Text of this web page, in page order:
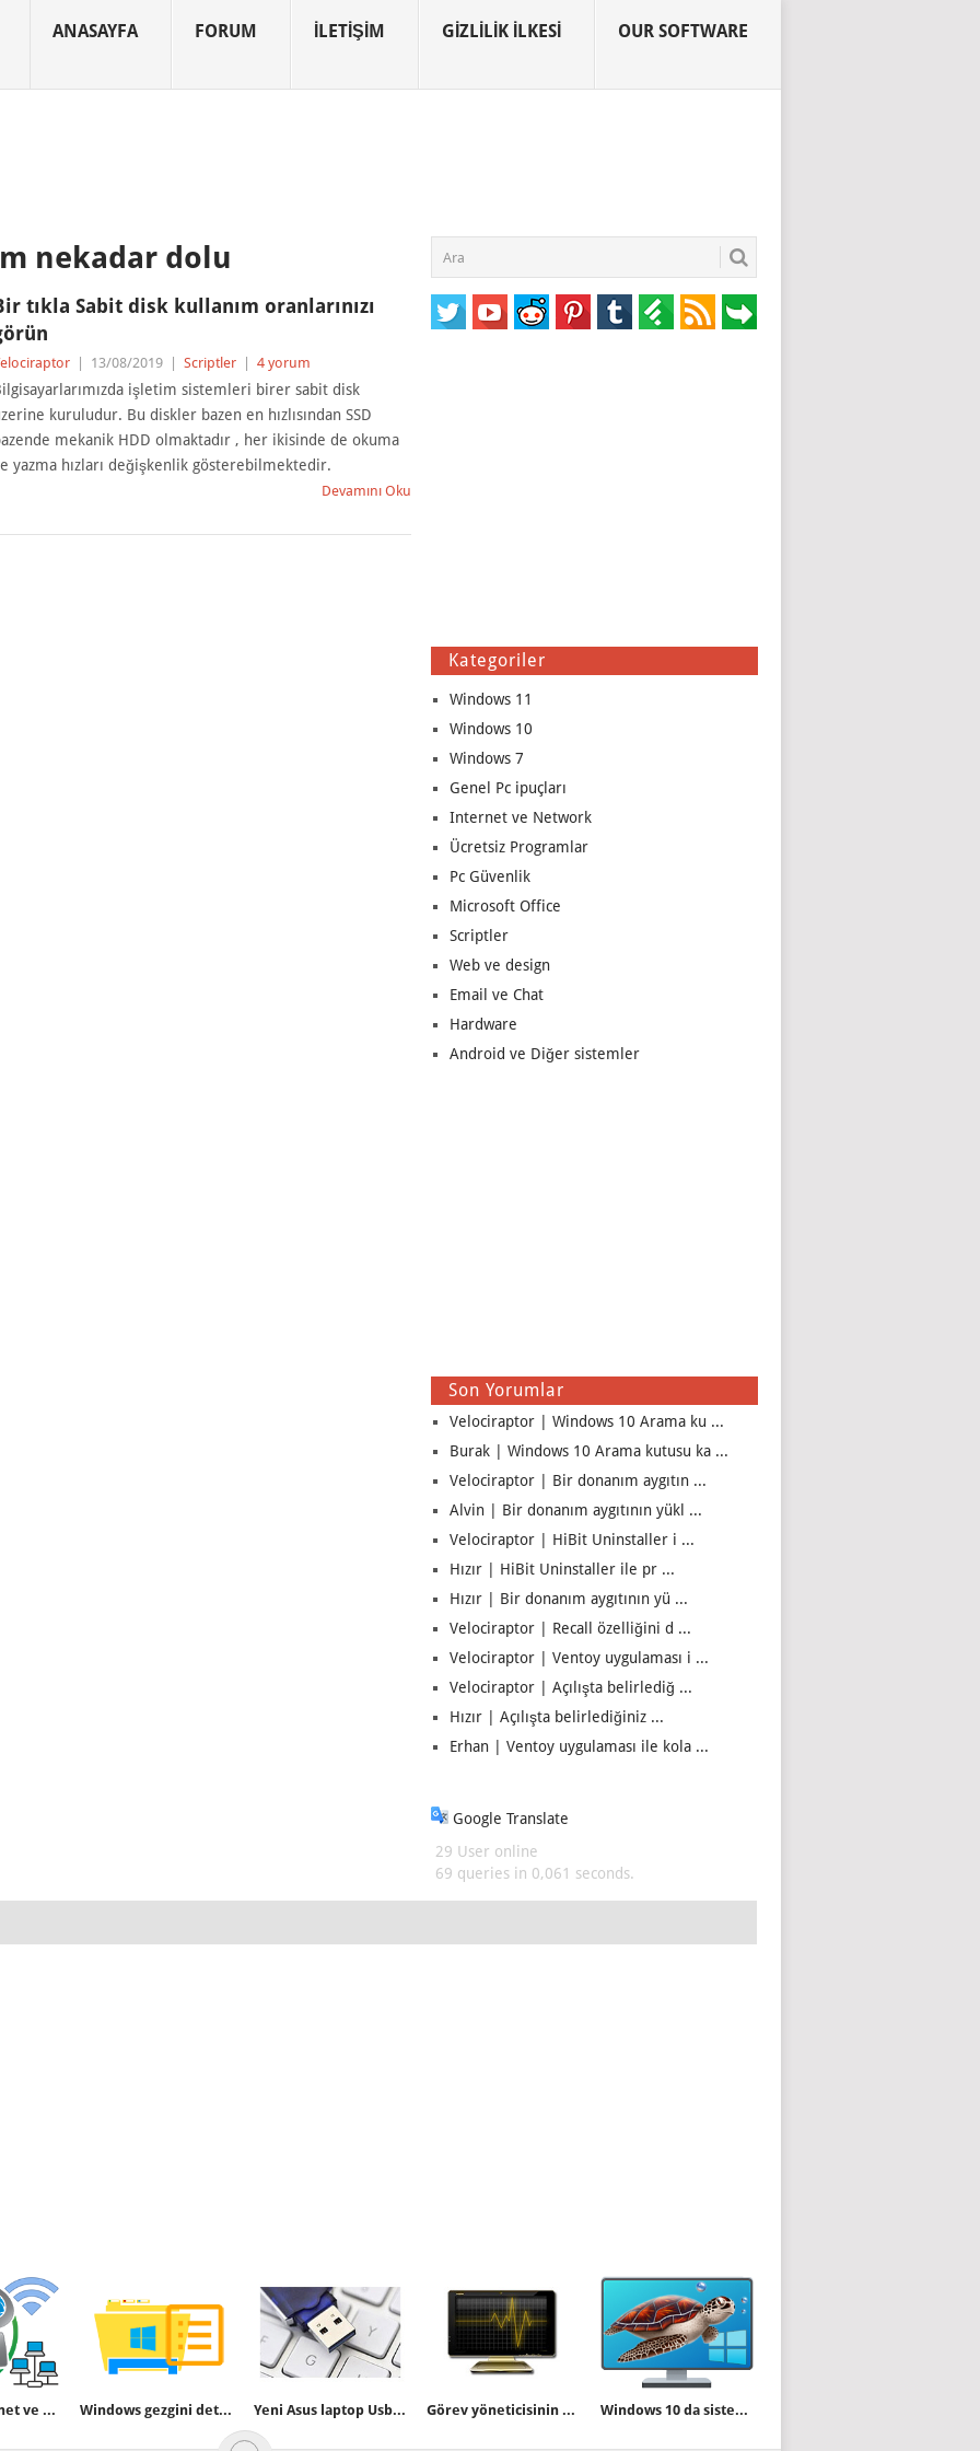
ANASAYFA FORUM İLETIŞIM GIZLILIK İLKESI OUR SOFTWARE
nekadar dolu
tıkla Sabit disk kullanım oranlarınızı
13/08/2019 Scriptler 4 yorum
işletim sistemleri birer sabit disk
kuruludur. Bu diskler bazen en hızlısından SSD
mekanik HDD olmaktadır , her ikisinde de okuma
yazma hızları değişkenlik gösterebilmektedir.
Devamını Oku
Kategoriler
Windows 11
Windows 10
Windows 7
Genel Pc ipuçları
Internet ve Network
Ücretsiz Programlar
Pc Güvenlik
Microsoft Office
Scriptler
Web ve design
Email ve Chat
Hardware
Android ve Diğer sistemler
Son Yorumlar
Velociraptor | Windows 10 Arama ku ...
Burak | Windows 10 Arama kutusu ka ...
Velociraptor | Bir donanım aygıtın ...
Alvin | Bir donanım aygıtının yükl ...
Velociraptor | HiBit Uninstaller i ...
Hızır | HiBit Uninstaller ile pr ...
Hızır | Bir donanım aygıtının yü ...
Velociraptor | Recall özelliğini d ...
Velociraptor | Ventoy uygulaması i ...
Velociraptor | Açılışta belirlediğ ...
Hızır | Açılışta belirlediğiniz ...
Erhan | Ventoy uygulaması ile kola ...
Google Translate
29 User online
69 queries in 0,061 seconds.
Bir tıkla internet ve yerel ip adresinizi bulun Windows gezgini detay kısmını genişletelim Yeni Asus laptop Usb bellekten boot etmiyor çözümü Görev yöneticisinin sekmeleri kayboldu çözümü Windows 10 da sistemi yavaşlatan hata